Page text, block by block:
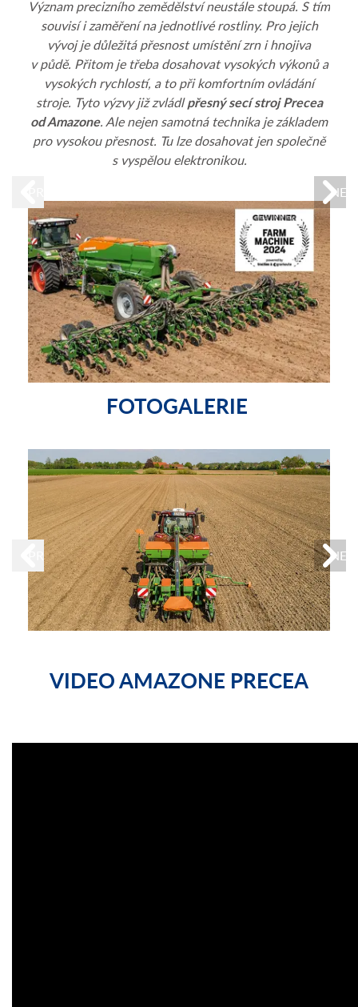
Význam precizního zemědělství neustále stoupá. S tím
souvisí i zaměření na jednotlivé rostliny. Pro jejich
vývoj je důležitá přesnost umístění zrn i hnojiva
v půdě. Přitom je třeba dosahovat vysokých výkonů a
vysokých rychlostí, a to při komfortním ovládání
stroje. Tyto výzvy již zvládlpřesný secí stroj Precea
od Amazone. Ale nejen samotná technika je základem
pro vysokou přesnost. Tu lze dosahovat jen společně
s vyspělou elektronikou.
FOTOGALERIE
PREVIOUS
VIDEO AMAZONE PRECEA